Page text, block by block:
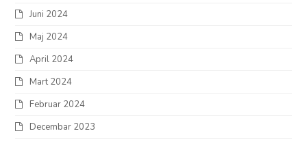
Juni 2024
Maj 2024
April 2024
Mart 2024
Februar 2024
Decembar 2023